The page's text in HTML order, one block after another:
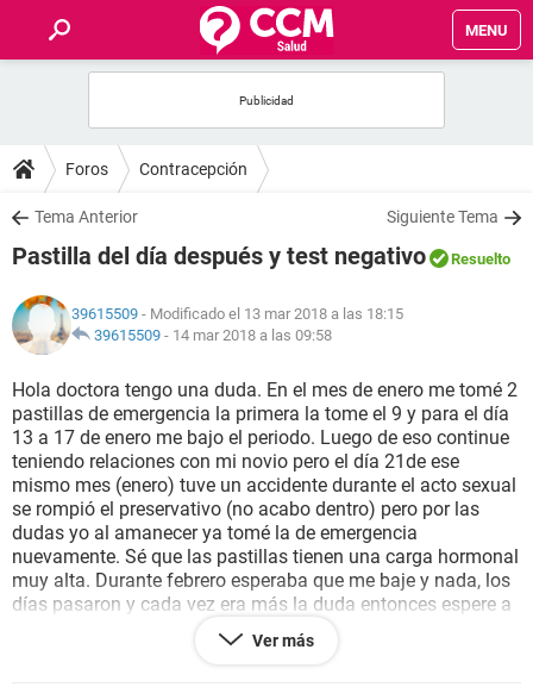
MENU
FOROS
SALUD
NUTRICIÓN
BIENESTAR
SEXUALIDAD
GLOSARIO
Foros Contracepción
Tema Anterior Siguiente Tema
Pastilla del día después y test negativo Resuelto
39615509 - Modificado el 13 mar 2018 a las 18:15
39615509 - 14 mar 2018 a las 09:58
Hola doctora tengo una duda. En el mes de enero me tomé 2
pastillas de emergencia la primera la tome el 9 y para el día
13 a 17 de enero me bajo el periodo. Luego de eso continue
teniendo relaciones con mi novio pero el día 21de ese
mismo mes (enero) tuve un accidente durante el acto sexual
se rompió el preservativo (no acabo dentro) pero por las
dudas yo al amanecer ya tomé la de emergencia
nuevamente. Sé que las pastillas tienen una carga hormonal
muy alta. Durante febrero esperaba que me baje y nada, los
días pasaron y cada vez era más la duda entonces espere a
que termine el mes y el 28 de febrero (todo el mes no me
vino) decidí hacerme un análisis de sangre para descartar
Ver más